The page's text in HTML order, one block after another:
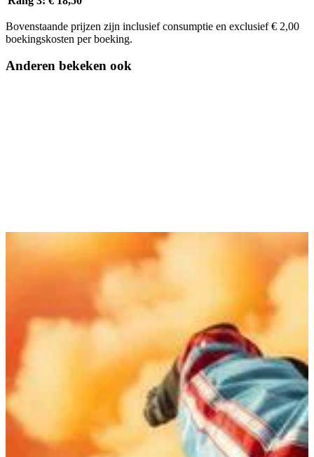
Bovenstaande prijzen zijn inclusief consumptie en exclusief € 2,00
boekingskosten per boeking.
Anderen bekeken ook